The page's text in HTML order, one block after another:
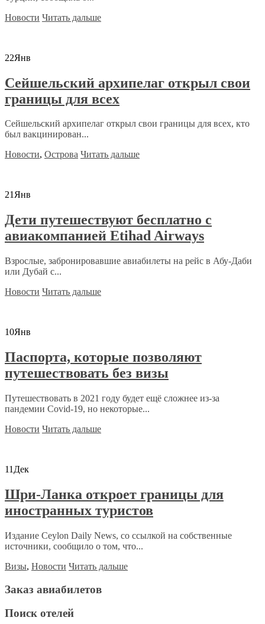
Новости Читать дальше
22Янв
Сейшельский архипелаг открыл свои
границы для всех
Сейшельский архипелаг открыл свои границы для всех, кто
был вакцинирован...
Новости, Острова Читать дальше
21Янв
Дети путешествуют бесплатно с
авиакомпанией Etihad Airways
Взрослые, забронировавшие авиабилеты на рейс в Абу-Даби
или Дубай с...
Новости Читать дальше
10Янв
Паспорта, которые позволяют
путешествовать без визы
Путешествовать в 2021 году будет ещё сложнее из-за
пандемии Covid-19, но некоторые...
Новости Читать дальше
11 Дек
Шри-Ланка откроет границы для
иностранных туристов
Издание Ceylon Daily News, со ссылкой на собственные
источники, сообщило о том, что...
Визы, Новости Читать дальше
Заказ авиабилетов
Поиск отелей